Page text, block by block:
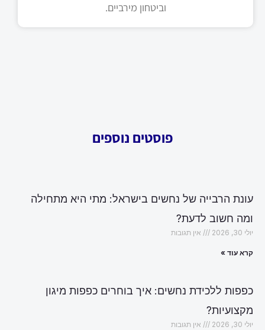
וביטחון מירביים.
פוסטים נוספים
עונת הרבייה של נחשים בישראל: מתי היא מתחילה
ומה חשוב לדעת?
יולי 30, 2026 אין תגובות
קרא עוד »
כפפות ללכידת נחשים: איך בוחרים כפפות מיגון
מקצועיות?
יולי 30, 2026 אין תגובות